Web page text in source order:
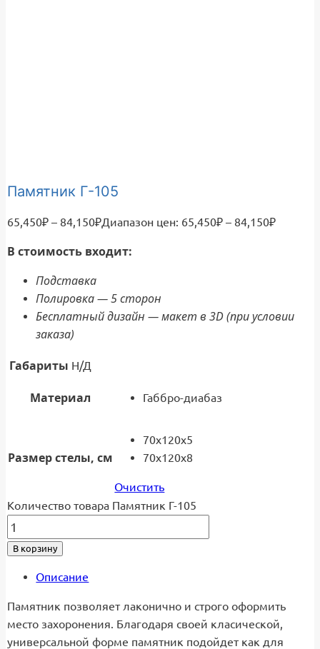
Памятник Г-105
65,450₽ – 84,150₽Диапазон цен: 65,450₽ – 84,150₽
В стоимость входит:
Подставка
Полировка — 5 сторон
Бесплатный дизайн — макет в 3D (при условии
заказа)
Габариты Н/Д
Материал Габбро-диабаз
Размер стелы, см
70x120x5
70x120x8
Очистить
Количество товара Памятник Г-105
В корзину
Описание
Памятник позволяет лаконично и строго оформить
место захоронения. Благодаря своей класической,
универсальной форме памятник подойдет как для